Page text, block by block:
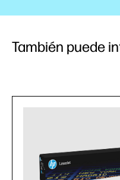
También puede